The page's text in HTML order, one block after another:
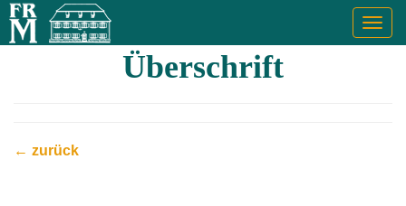
Überschrift
← zurück